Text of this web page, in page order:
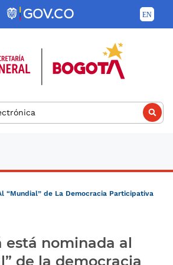
principal
“Mundial” de La Democracia Participativa
está nominada al
de la democracia